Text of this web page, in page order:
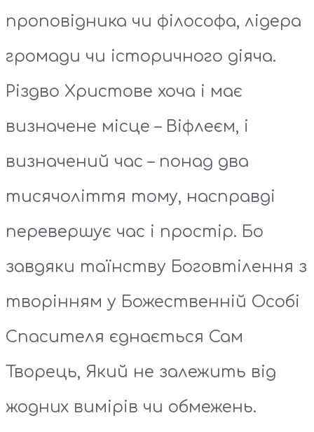
проповідника чи філософа, лідера
громади чи історичного діяча.
Різдво Христове хоча і має
визначене місце – Віфлеєм, і
визначений час – понад два
тисячоліття тому, насправді
перевершує час і простір. Бо
завдяки таїнству Боговтілення з
творінням у Божественній Особі
Спасителя єднається Сам
Творець, Який не залежить від
жодних вимірів чи обмежень.